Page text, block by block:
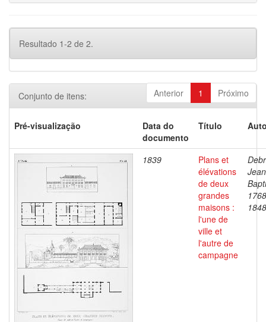
Resultado 1-2 de 2.
Anterior 1 Próximo
Conjunto de itens:
Pré-visualização
Data do
documento
Título
1839
Plans et
élévations
de deux
grandes
maisons :
l'une de
ville et
l'autre de
campagne
Jean
1848